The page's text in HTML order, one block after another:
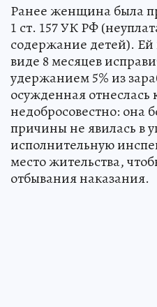
Ранее женщина была
1 ст. 157 УК РФ
содержание детей).
виде 8 месяцев
удержанием 5% из
осужденная отнеслась
недобросовестно: она
причины не явилась в
исполнительную
место жительства,
отбывания наказания.